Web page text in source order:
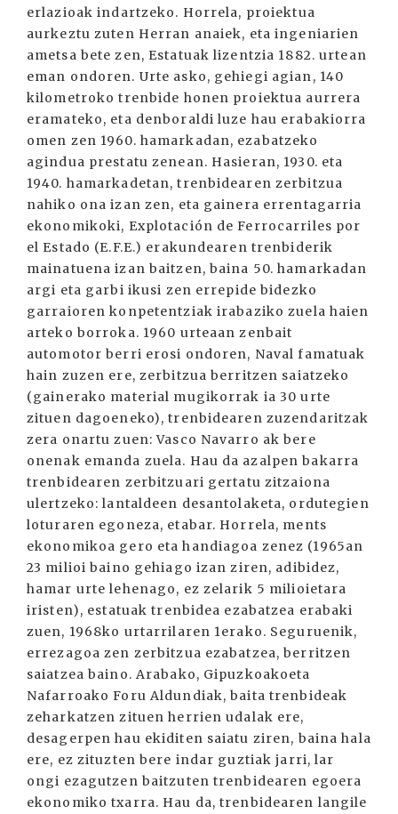
erlazioak indartzeko. Horrela, proiektua
aurkeztu zuten Herran anaiek, eta ingeniarien
ametsa bete zen, Estatuak lizentzia 1882. urtean
eman ondoren. Urte asko, gehiegi agian, 140
kilometroko trenbide honen proiektua aurrera
eramateko, eta denboraldi luze hau erabakiorra
omen zen 1960. hamarkadan, ezabatzeko
agindua prestatu zenean. Hasieran, 1930. eta
1940. hamarkadetan, trenbidearen zerbitzua
nahiko ona izan zen, eta gainera errentagarria
ekonomikoki, Explotación de Ferrocarriles por
el Estado (E.F.E.) erakundearen trenbiderik
mainatuena izan baitzen, baina 50. hamarkadan
argi eta garbi ikusi zen errepide bidezko
garraioren konpetentziak irabaziko zuela haien
arteko borroka. 1960 urteaan zenbait
automotor berri erosi ondoren, Naval famatuak
hain zuzen ere, zerbitzua berritzen saiatzeko
(gainerako material mugikorrak ia 30 urte
zituen dagoeneko), trenbidearen zuzendaritzak
zera onartu zuen: Vasco Navarro ak bere
onenak emanda zuela. Hau da azalpen bakarra
trenbidearen zerbitzuari gertatu zitzaiona
ulertzeko: lantaldeen desantolaketa, ordutegien
loturaren egoneza, etabar. Horrela, ments
ekonomikoa gero eta handiagoa zenez (1965an
23 milioi baino gehiago izan ziren, adibidez,
hamar urte lehenago, ez zelarik 5 milioietara
iristen), estatuak trenbidea ezabatzea erabaki
zuen, 1968ko urtarrilaren 1erako. Seguruenik,
errezagoa zen zerbitzua ezabatzea, berritzen
saiatzea baino. Arabako, Gipuzkoakoeta
Nafarroako Foru Aldundiak, baita trenbideak
zeharkatzen zituen herrien udalak ere,
desagerpen hau ekiditen saiatu ziren, baina hala
ere, ez zituzten bere indar guztiak jarri, lar
ongi ezagutzen baitzuten trenbidearen egoera
ekonomiko txarra. Hau da, trenbidearen langile